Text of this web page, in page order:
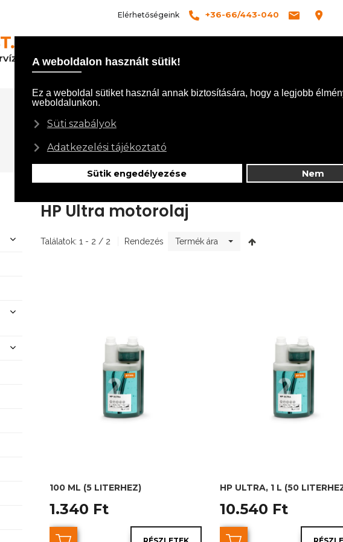
Elérhetőségeink +36-66/443-040
RÓLUNK
Ön itt van:Kezdőlap
HP Ultra motorolaj
Találatok: 1 - 2 / 2 Rendezés Termék ára
100 ML (5 LITERHEZ)
1.340 Ft
HP ULTRA, 1 L (50
10.540 Ft